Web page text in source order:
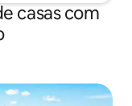
casas com